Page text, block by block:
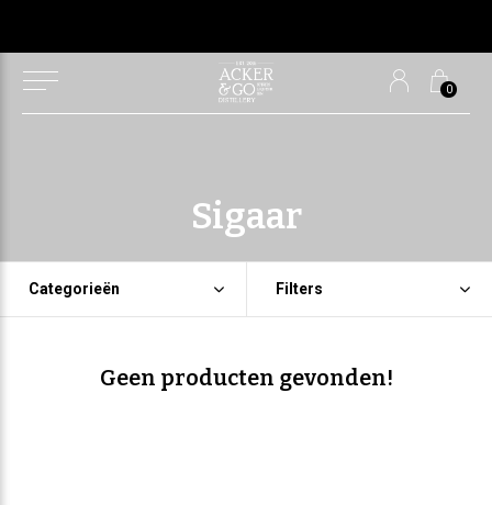
0
Sigaar
Categorieën Filters
Geen producten gevonden!